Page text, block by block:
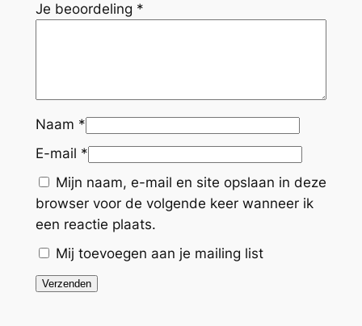
Je beoordeling *
Naam *
E-mail *
Mijn naam, e-mail en site opslaan in deze
browser voor de volgende keer wanneer ik
een reactie plaats.
Mij toevoegen aan je mailing list